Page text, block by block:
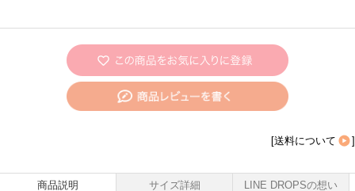
[送料について ]
商品説明 サイズ詳細 LINE DROPSの想い